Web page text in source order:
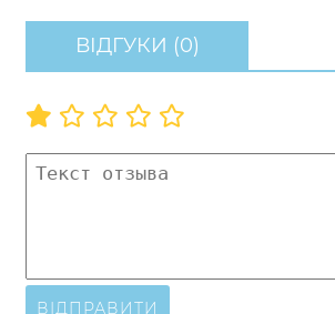
ВІДГУКИ (0)
ВІДПРАВИТИ